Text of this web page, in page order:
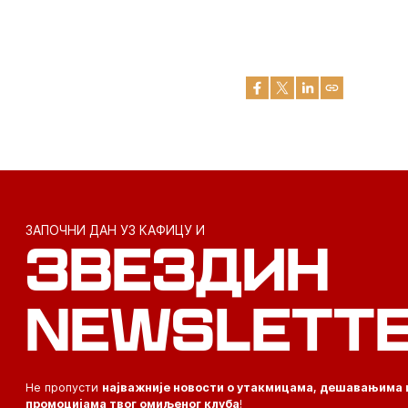
ЗАПОЧНИ ДАН УЗ КАФИЦУ И
ЗВЕЗДИН
Не пропусти најважније новости о утакмицама, дешавањима
промоцијама твог омиљеног клуба!